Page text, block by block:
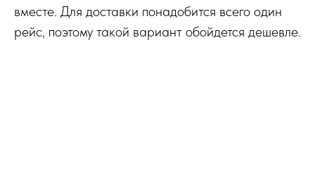
вместе. Для доставки понадобится всего один
рейс, поэтому такой вариант обойдется дешевле.